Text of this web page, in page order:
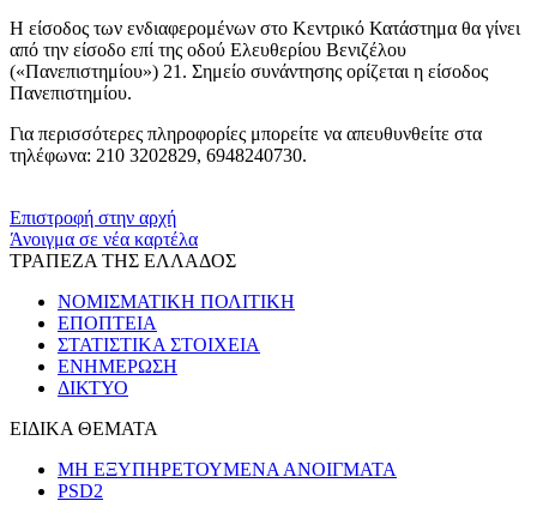
Η είσοδος των ενδιαφερομένων στο Κεντρικό Κατάστημα θα γίνει
από την είσοδο επί της οδού Ελευθερίου Βενιζέλου
(«Πανεπιστημίου») 21. Σημείο συνάντησης ορίζεται η είσοδος
Πανεπιστημίου.
Για περισσότερες πληροφορίες μπορείτε να απευθυνθείτε στα
τηλέφωνα: 210 3202829, 6948240730.
Επιστροφή στην αρχή
Άνοιγμα σε νέα καρτέλα
ΤΡΑΠΕΖΑ ΤΗΣ ΕΛΛΑΔΟΣ
ΝΟΜΙΣΜΑΤΙΚΗ ΠΟΛΙΤΙΚΗ
ΕΠΟΠΤΕΙΑ
ΣΤΑΤΙΣΤΙΚΑ ΣΤΟΙΧΕΙΑ
ΕΝΗΜΕΡΩΣΗ
ΔΙΚΤΥΟ
ΕΙΔΙΚΑ ΘΕΜΑΤΑ
ΜΗ ΕΞΥΠΗΡΕΤΟΥΜΕΝΑ ΑΝΟΙΓΜΑΤΑ
PSD2